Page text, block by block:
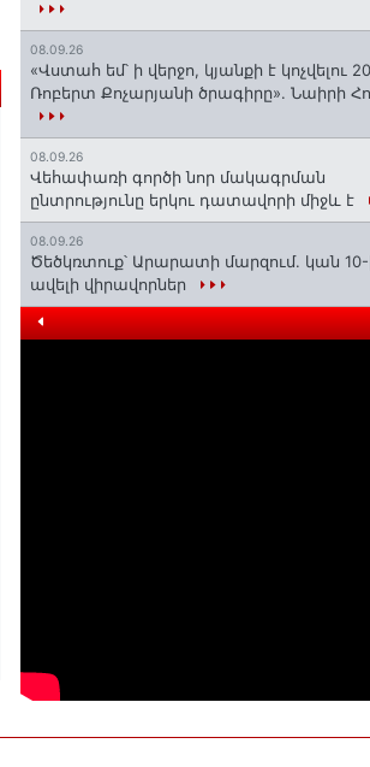
08.09.26
«Վստահ եմ՝ ի վերջո, կյանքի է կոչվելու
Ռոբերտ Քոչարյանի ծրագիրը». Նաիրի
08.09.26
Վեհափառի գործի նոր մակագրման
ընտրությունը երկու դատավորի միջև է
08.09.26
Ծեծկռտուք՝ Արարատի մարզում. կան 10-
ավելի վիրավորներ